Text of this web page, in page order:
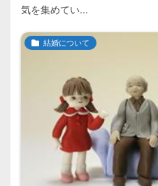
気を集めてい...
結婚について